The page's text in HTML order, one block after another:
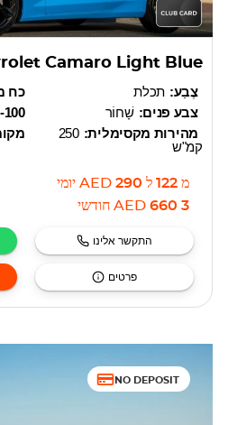
Camaro Light Blue
כח
0-100
צֶבַע: תכלת
צבע פנים: שָׁחוֹר
מהירות מקסימלית: 250
קמ"ש
מ 122 ל 290
AED יומי
3 660
AED חודשי
התקשר אלינו
פרטים
NO DEPOSIT